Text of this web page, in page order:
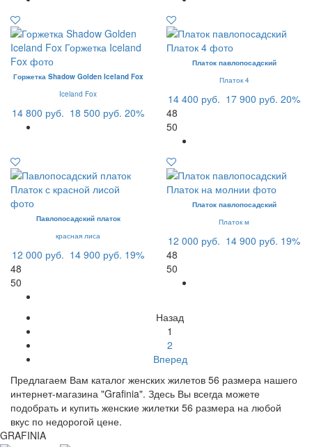
Горжетка Shadow Golden Iceland Fox
Iceland Fox
14 800 руб. 18 500 руб. 20%
Платок павлопосадский
Платок 4
14 400 руб. 17 900 руб. 20%
48
50
Павлопосадский платок
красная лиса
12 000 руб. 14 900 руб. 19%
48
50
Платок павлопосадский
Платок м
12 000 руб. 14 900 руб. 19%
48
50
Назад
1
2
Вперед
Предлагаем Вам каталог женских жилетов 56 размера нашего
интернет-магазина "Grafinia". Здесь Вы всегда можете
подобрать и купить женские жилетки 56 размера на любой
вкус по недорогой цене.
GRAFINIA